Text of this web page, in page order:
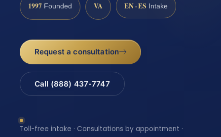
1997 Founded VA EN · ES Intake
Request a consultation
Call (888) 437-7747
Toll-free intake · Consultations by appointment ·